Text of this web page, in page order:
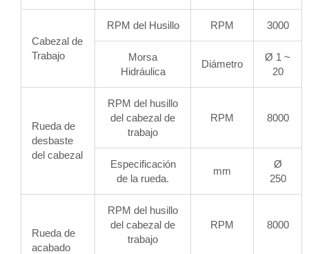
Cabezal de
Trabajo
RPM del Husillo RPM 3000
Morsa
Hidráulica
Diámetro
Ø 1 ~
20
Rueda de
desbaste
del cabezal
RPM del husillo
del cabezal de
trabajo
RPM 8000
Especificación
de la rueda.
mm
Ø
250
Rueda de
acabado
RPM del husillo
del cabezal de
trabajo
RPM 8000